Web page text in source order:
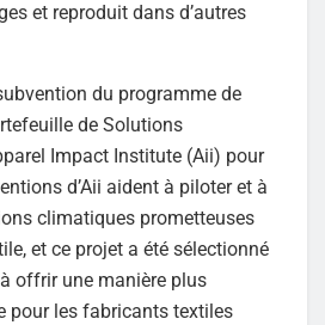
et reproduit dans d’autres
du programme de
de Solutions
Impact Institute (Aii) pour
d’Aii aident à piloter et à
climatiques prometteuses
et ce projet a été sélectionné
offrir une manière plus
pour les fabricants textiles